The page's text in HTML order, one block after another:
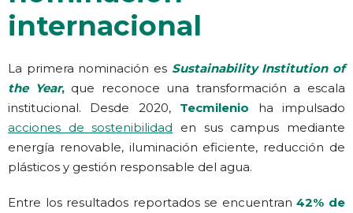
internacional
La primera nominación es Sustainability Institution of
the Year,que reconoce una transformación a escala
institucional. Desde 2020, Tecmilenio ha impulsado
acciones de sostenibilidad en sus campus mediante
energía renovable, iluminación eficiente, reducción de
plásticos y gestión responsable del agua.
Entre los resultados reportados se encuentran42% de